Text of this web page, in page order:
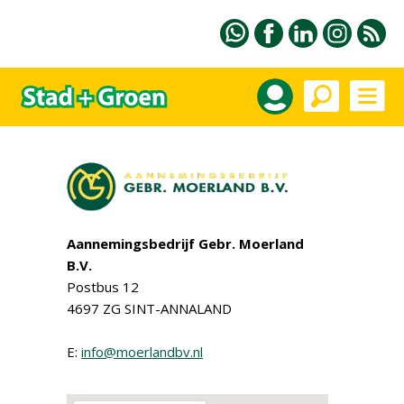
Aannemingsbedrijf Gebr. Moerland
B.V.
Postbus 12
4697 ZG SINT-ANNALAND
E: info@moerlandbv.nl